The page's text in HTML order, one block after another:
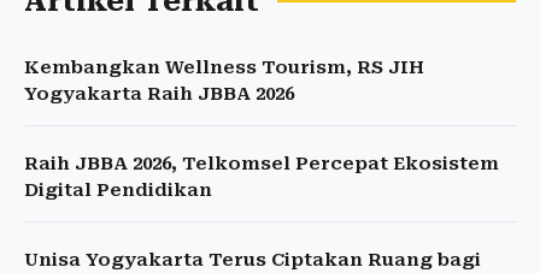
Kembangkan Wellness Tourism, RS JIH
Yogyakarta Raih JBBA 2026
Raih JBBA 2026, Telkomsel Percepat Ekosistem
Digital Pendidikan
Unisa Yogyakarta Terus Ciptakan Ruang bagi